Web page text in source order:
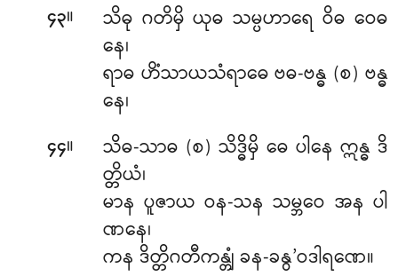
၄၃။
သိဓု ဂတိမှိ ယုဓ သမ္ပဟာရေ ဝိဓ ဝေဓ
နေ၊
ရာဓ ဟိံသာယသံရာဓေ ဗဓ-ဗန္ဓ (စ) ဗန္ဓ
နေ၊
၄၄။
သိဓ-သာဓ (စ) သိဒ္ဓိမှိ ဓေ ပါနေ ဣန္ဓ ဒိ
တ္တိယံ၊
မာန ပူဇာယ ဝန-သန သမ္ဘဝေ အန ပါ
ဏနေ၊
ကန ဒိတ္တိဂတီကန္တျံ ခန-ခနွ’ဝဒါရဏေ။